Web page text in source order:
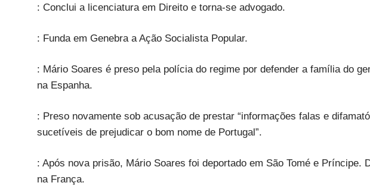
: Conclui a licenciatura em Direito e torna-se advogado.
: Funda em Genebra a Ação Socialista Popular.
: Mário Soares é preso pela polícia do regime por defender a família do
na Espanha.
: Preso novamente sob acusação de prestar “informações falas e
sucetíveis de prejudicar o bom nome de Portugal”.
: Após nova prisão, Mário Soares foi deportado em São Tomé e Príncipe.
na França.